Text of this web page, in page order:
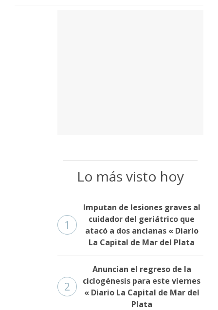
Lo más visto hoy
1
Imputan de lesiones graves al
cuidador del geriátrico que
atacó a dos ancianas « Diario
La Capital de Mar del Plata
2
Anuncian el regreso de la
ciclogénesis para este viernes
« Diario La Capital de Mar del
Plata